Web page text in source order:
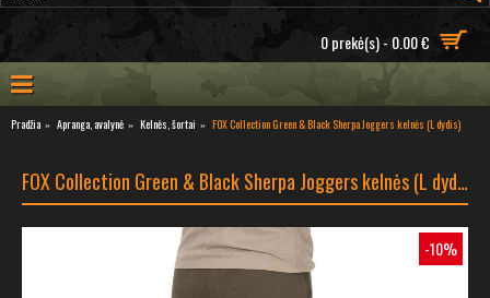
0 prekė(s) - 0.00 €
Pradžia Apranga, avalynė Kelnės, šortai FOX Collection Green & Black Sherpa Joggers kelnės (L dydis)
FOX Collection Green & Black Sherpa Joggers kelnės (L dydis)
-10%